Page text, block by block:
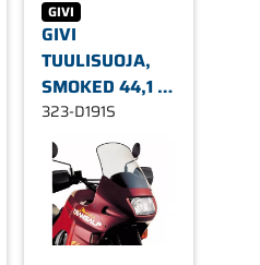
GIVI
GIVI
TUULISUOJA,
SMOKED 44,1 X
38,4 HONDA XL
600 V
TRANSALP
323-D191S